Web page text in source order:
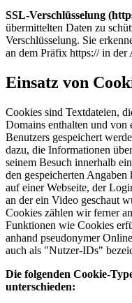
SSL-Verschlüsselung
übermittelten Daten zu
Verschlüsselung. Sie
an dem Präfix https:// in der
Einsatz von
Cookies sind Textdateien,
Domains enthalten und von
Benutzers gespeichert
dazu, die Informationen
seinem Besuch innerhalb
den gespeicherten
auf einer Webseite, der
an der ein Video geschaut
Cookies zählen wir ferner
Funktionen wie Cookies
anhand pseudonymer
auch als "Nutzer-IDs"
Die folgenden Cookie-
unterschieden: